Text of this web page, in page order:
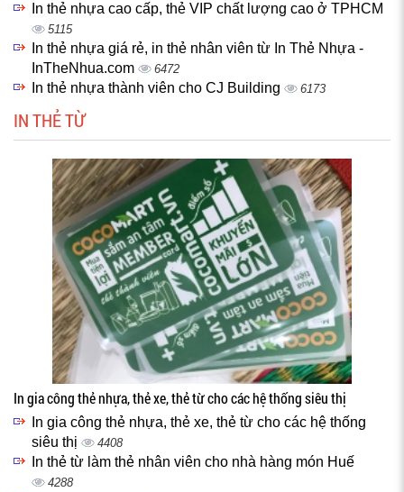
In thẻ nhựa cao cấp, thẻ VIP chất lượng cao ở TPHCM
5115
In thẻ nhựa giá rẻ, in thẻ nhân viên từ In Thẻ Nhựa -
InTheNhua.com
6472
In thẻ nhựa thành viên cho CJ Building 6173
IN THẺ TỪ
In gia công thẻ nhựa, thẻ xe, thẻ từ cho các hệ thống siêu thị
In gia công thẻ nhựa, thẻ xe, thẻ từ cho các hệ thống
siêu thị
4408
In thẻ từ làm thẻ nhân viên cho nhà hàng món Huế
4288